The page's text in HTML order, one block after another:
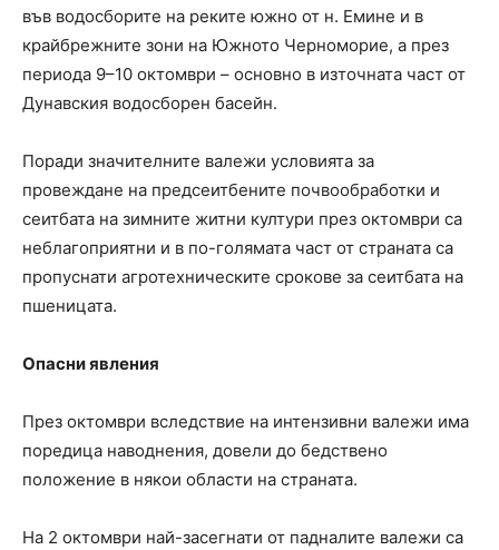
във водосборите на реките южно от н. Емине и в
крайбрежните зони на Южното Черноморие, а през
периода 9–10 октомври – основно в източната част от
Дунавския водосборен басейн.
Поради значителните валежи условията за
провеждане на предсеитбените почвообработки и
сеитбата на зимните житни култури през октомври са
неблагоприятни и в по-голямата част от страната са
пропуснати агротехническите срокове за сеитбата на
пшеницата.
Опасни явления
През октомври вследствие на интензивни валежи има
поредица наводнения, довели до бедствено
положение в някои области на страната.
На 2 октомври най-засегнати от падналите валежи са